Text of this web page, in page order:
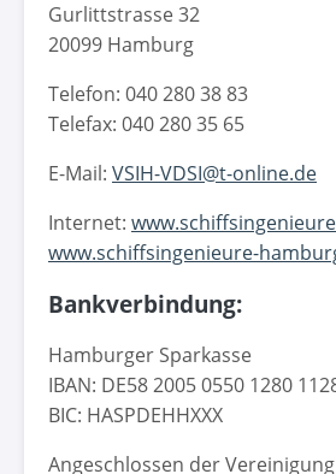
Gurlittstrasse 32
20099 Hamburg
Telefon: 040 280 38 83
Telefax: 040 280 35 65
E-Mail: VSIH-VDSI@t-online.de
Internet:
www.schiffsingenieure-
Bankverbindung:
Hamburger Sparkasse
IBAN: DE58 2005 0550 1280
BIC: HASPDEHHXXX
Angeschlossen der